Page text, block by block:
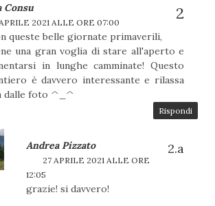
Consu
2021 ALLE ORE 07:00
queste belle giornate primaverili,
una gran voglia di stare all'aperto e
in lunghe camminate! Questo
è davvero interessante e rilassa
dalle foto ^_^
Rispondi
Andrea Pizzato
27 APRILE 2021 ALLE ORE
12:05
grazie! si davvero!